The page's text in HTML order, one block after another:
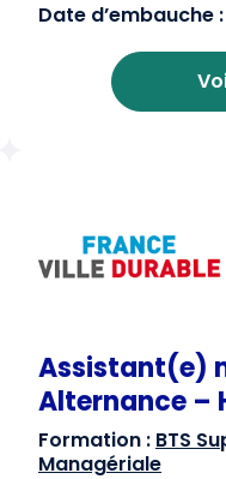
Date d’embauche :
Assistant(e)
Alternance –
Formation : BTS
Managériale